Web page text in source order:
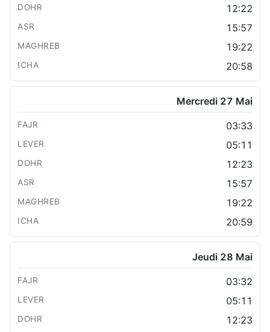
12:22
15:57
19:22
20:58
Mercredi 27 Mai
03:33
05:11
12:23
15:57
19:22
20:59
Jeudi 28 Mai
03:32
05:11
12:23